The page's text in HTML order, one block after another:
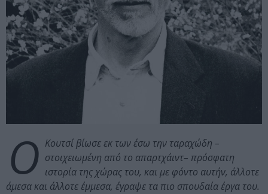
Ο Κουτσί βίωσε εκ των έσω την ταραχώδη –
στοιχειωμένη από το απαρτχάιντ– πρόσφατη
ιστορία της χώρας του, και με φόντο αυτήν, άλλοτε
άμεσα και άλλοτε έμμεσα, έγραψε τα πιο σπουδαία έργα του.